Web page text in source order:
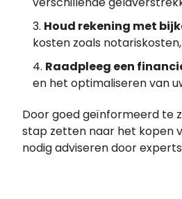
Houd rekening met
kosten zoals
Raadpleeg een
en het optimaliseren van
Door goed geïnformeerd te
stap zetten naar het kopen
nodig adviseren door